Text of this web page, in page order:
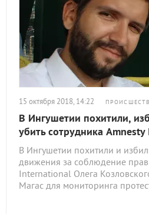
15 октября 2018, 14:22
В Ингушетии похитили,
убить сотрудника
В Ингушетии похитили и
движения за соблюдение
International Олега
Магас для мониторинга